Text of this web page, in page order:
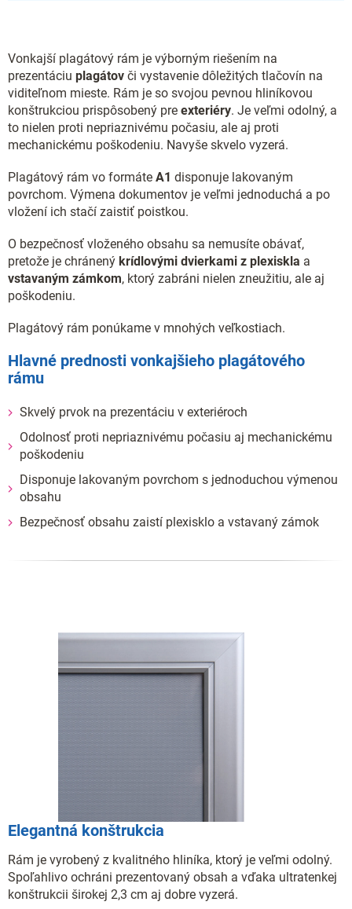
Vonkajší plagátový rám je výborným riešením na
prezentáciu plagátov či vystavenie dôležitých tlačovín na
viditeľnom mieste. Rám je so svojou pevnou hliníkovou
konštrukciou prispôsobený pre exteriéry. Je veľmi odolný, a
to nielen proti nepriaznivému počasiu, ale aj proti
mechanickému poškodeniu. Navyše skvelo vyzerá.
Plagátový rám vo formáte A1 disponuje lakovaným
povrchom. Výmena dokumentov je veľmi jednoduchá a po
vložení ich stačí zaistiť poistkou.
O bezpečnosť vloženého obsahu sa nemusíte obávať,
pretože je chránený krídlovými dvierkami z plexiskla a
vstavaným zámkom, ktorý zabráni nielen zneužitiu, ale aj
poškodeniu.
Plagátový rám ponúkame v mnohých veľkostiach.
Hlavné prednosti vonkajšieho plagátového
rámu
Skvelý prvok na prezentáciu v exteriéroch
Odolnosť proti nepriaznivému počasiu aj mechanickému
poškodeniu
Disponuje lakovaným povrchom s jednoduchou výmenou
obsahu
Bezpečnosť obsahu zaistí plexisklo a vstavaný zámok
Elegantná konštrukcia
Rám je vyrobený z kvalitného hliníka, ktorý je veľmi odolný.
Spoľahlivo ochráni prezentovaný obsah a vďaka ultratenkej
konštrukcii širokej 2,3 cm aj dobre vyzerá.